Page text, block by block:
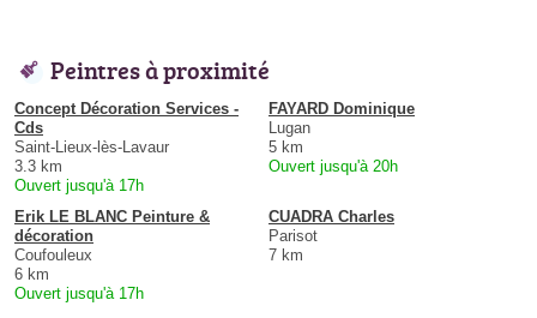
Peintres à proximité
Concept Décoration Services -
Cds
Saint-Lieux-lès-Lavaur
3.3 km
Ouvert jusqu'à 17h
FAYARD Dominique
Lugan
5 km
Ouvert jusqu'à 20h
Erik LE BLANC Peinture &
décoration
Coufouleux
6 km
Ouvert jusqu'à 17h
CUADRA Charles
Parisot
7 km